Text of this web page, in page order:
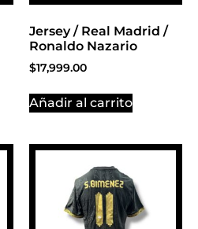
Jersey / Real Madrid /
Ronaldo Nazario
$17,999.00
Añadir al carrito